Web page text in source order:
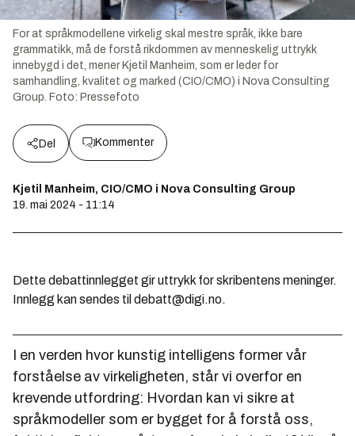
For at språkmodellene virkelig skal mestre språk, ikke bare
grammatikk, må de forstå rikdommen av menneskelig uttrykk
innebygd i det, mener Kjetil Manheim, som er leder for
samhandling, kvalitet og marked (CIO/CMO) i Nova Consulting
Group. Foto: Pressefoto
Del Kommenter
Kjetil Manheim, CIO/CMO i Nova Consulting Group
19. mai 2024 - 11:14
Dette debattinnlegget gir uttrykk for skribentens meninger.
Innlegg kan sendes til debatt@digi.no.
I en verden hvor kunstig intelligens former vår
forståelse av virkeligheten, står vi overfor en
krevende utfordring: Hvordan kan vi sikre at
språkmodeller som er bygget for å forstå oss,